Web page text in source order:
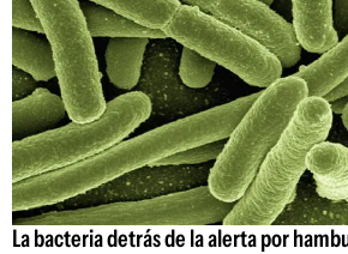
La bacteria detrás de la alerta por